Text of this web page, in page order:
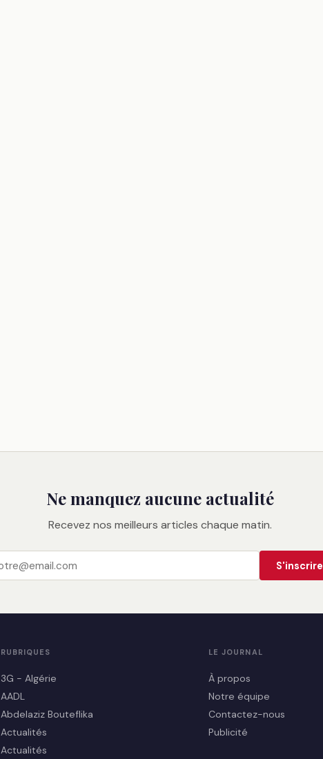
Ne manquez aucune actualité
Recevez nos meilleurs articles chaque matin.
S'inscrire
RUBRIQUES
3G - Algérie
AADL
Abdelaziz Bouteflika
Actualités
Actualités
LE JOURNAL
À propos
Notre équipe
Contactez-nous
Publicité